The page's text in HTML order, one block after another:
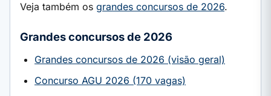
Veja também os grandes concursos de 2026.
Grandes concursos de 2026
Grandes concursos de 2026 (visão geral)
Concurso AGU 2026 (170 vagas)